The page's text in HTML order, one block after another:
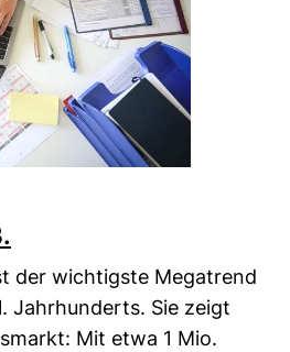
der wichtigste Megatrend
Jahrhunderts. Sie zeigt
Mit etwa 1 Mio.